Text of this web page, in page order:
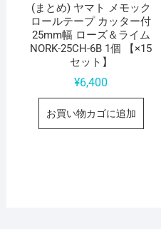
(まとめ) ヤマト メモック
ロールテープ カッター付
25mm幅 ローズ＆ライム
NORK-25CH-6B 1個 【×15
セット】
¥6,400
お買い物カゴに追加